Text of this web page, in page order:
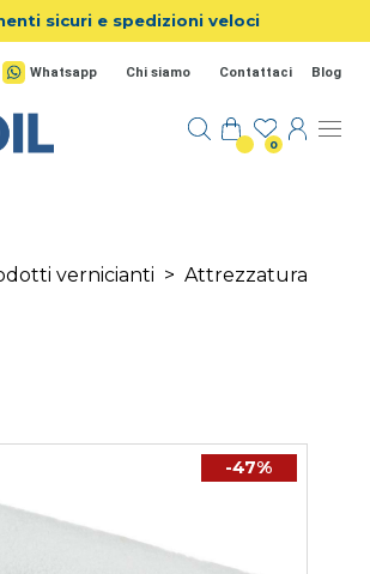
sicuri e spedizioni veloci
Whatsapp Chi siamo Contattaci Blog
0
vernicianti > Attrezzatura
-47%